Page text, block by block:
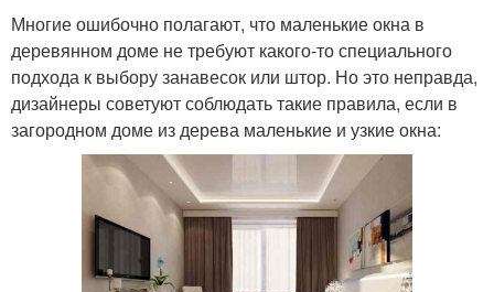
Многие ошибочно полагают, что маленькие окна в
деревянном доме не требуют какого-то специального
подхода к выбору занавесок или штор. Но это неправда,
дизайнеры советуют соблюдать такие правила, если в
загородном доме из дерева маленькие и узкие окна: